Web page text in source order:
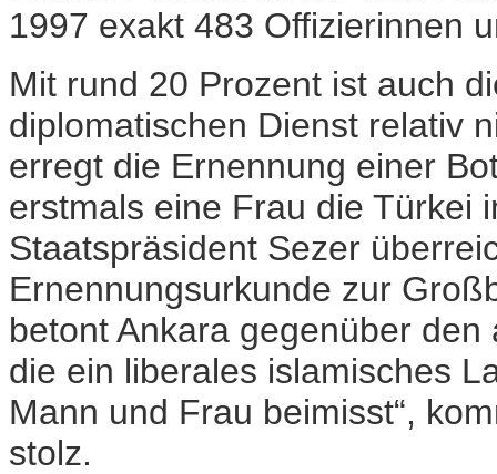
1997 exakt 483 Offizierinnen
Mit rund 20 Prozent ist auch
diplomatischen Dienst relativ
erregt die Ernennung einer
erstmals eine Frau die Türkei
Staatspräsident Sezer
Ernennungsurkunde zur
betont Ankara gegenüber
die ein liberales islamisches
Mann und Frau beimisst“,
stolz.